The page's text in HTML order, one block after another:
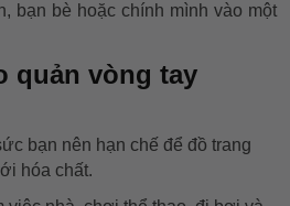
bạn bè hoặc chính mình vào một
quản vòng tay
bạn nên hạn chế để đồ trang
hóa chất.